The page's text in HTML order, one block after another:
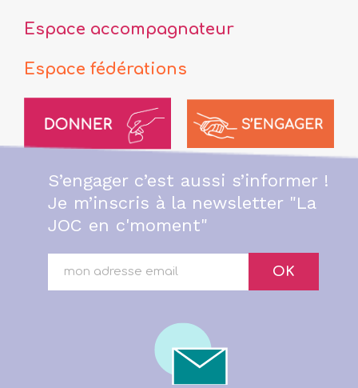
Espace accompagnateur
Espace fédérations
S’engager c’est aussi s’informer !
Je m’inscris à la newsletter "La
JOC en c'moment"
OK